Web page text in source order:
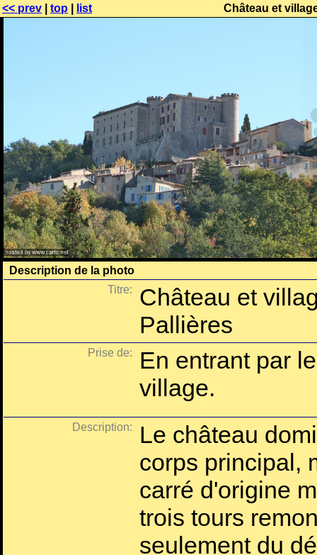
<< prev top list Château et
Description de la photo
Titre:
Château et
Pallières
Prise de:
En entrant par
village.
Description:
Le château
corps principal,
carré d'origine
trois tours
seulement du